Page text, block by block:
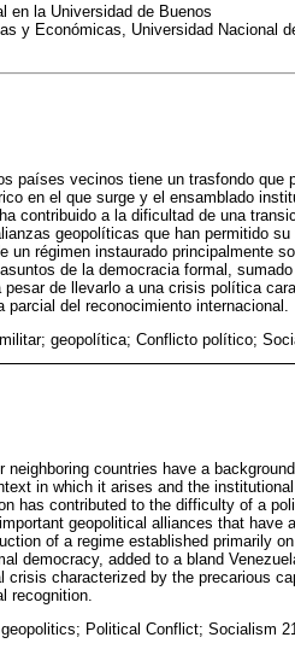
en la Universidad de Buenos
y Económicas, Universidad Nacional
países vecinos tiene un trasfondo que
en el que surge y el ensamblado
contribuido a la dificultad de una
geopolíticas que han permitido
régimen instaurado principalmente
de la democracia formal,
de llevarlo a una crisis política
del reconocimiento internacional.
geopolítica; Conflicto político;
countries have a
in which it arises and the
has contributed to the difficulty of a
geopolitical alliances that have
of a regime established primarily
democracy, added to a bland
characterized by the precarious
recognition.
Political Conflict; Socialism